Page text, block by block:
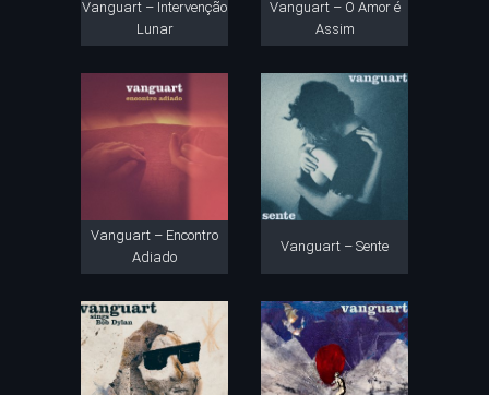
Vanguart – Intervenção
Lunar
Vanguart – O Amor é
Assim
Vanguart – Encontro
Adiado
Vanguart – Sente